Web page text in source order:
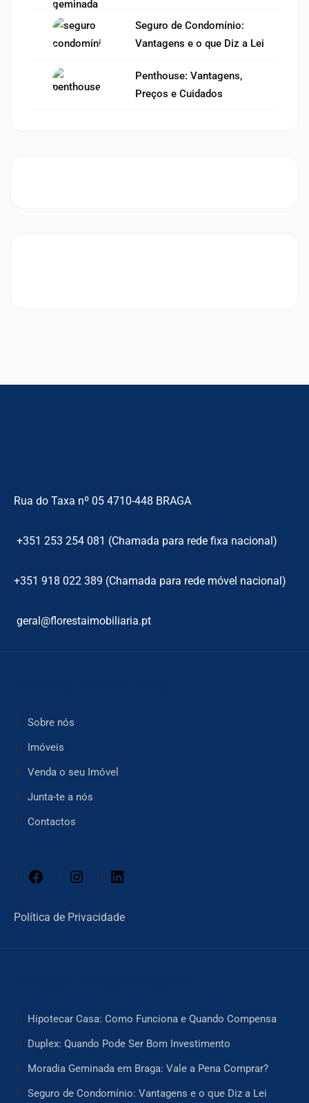
Seguro de Condomínio:
Vantagens e o que Diz a Lei
Penthouse: Vantagens,
Preços e Cuidados
Rua do Taxa nº 05 4710-448 BRAGA
+351 253 254 081 (Chamada para rede fixa nacional)
+351 918 022 389 (Chamada para rede móvel nacional)
geral@florestaimobiliaria.pt
Sobre nós
Imóveis
Venda o seu Imóvel
Junta-te a nós
Contactos
Facebook Instagram
Política de Privacidade
Hipotecar Casa: Como Funciona e Quando Compensa
Duplex: Quando Pode Ser Bom Investimento
Moradia Geminada em Braga: Vale a Pena Comprar?
Seguro de Condomínio: Vantagens e o que Diz a Lei